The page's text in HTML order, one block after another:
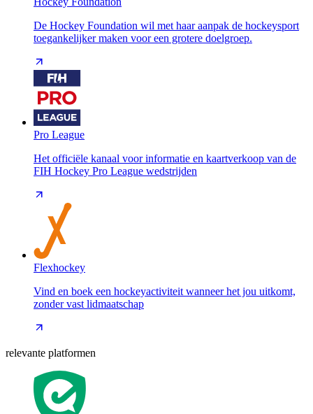
De Hockey Foundation wil met haar aanpak de hockeysport
toegankelijker maken voor een grotere doelgroep.
Pro League
Het officiële kanaal voor informatie en kaartverkoop van de
FIH Hockey Pro League wedstrijden
Flexhockey
Vind en boek een hockeyactiviteit wanneer het jou uitkomt,
zonder vast lidmaatschap
relevante platformen